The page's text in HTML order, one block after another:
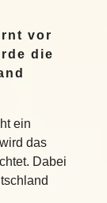
vor
die
ein
das
Dabei